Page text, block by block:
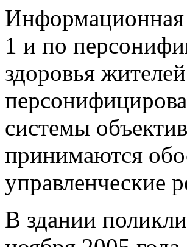
1 и по
здоровья
системы
принимаются
управленческие
В здании